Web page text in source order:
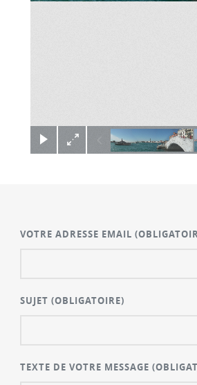
VOTRE ADRESSE EMAIL
SUJET(OBLIGATOIRE)
TEXTE DE VOTRE MESSAGE